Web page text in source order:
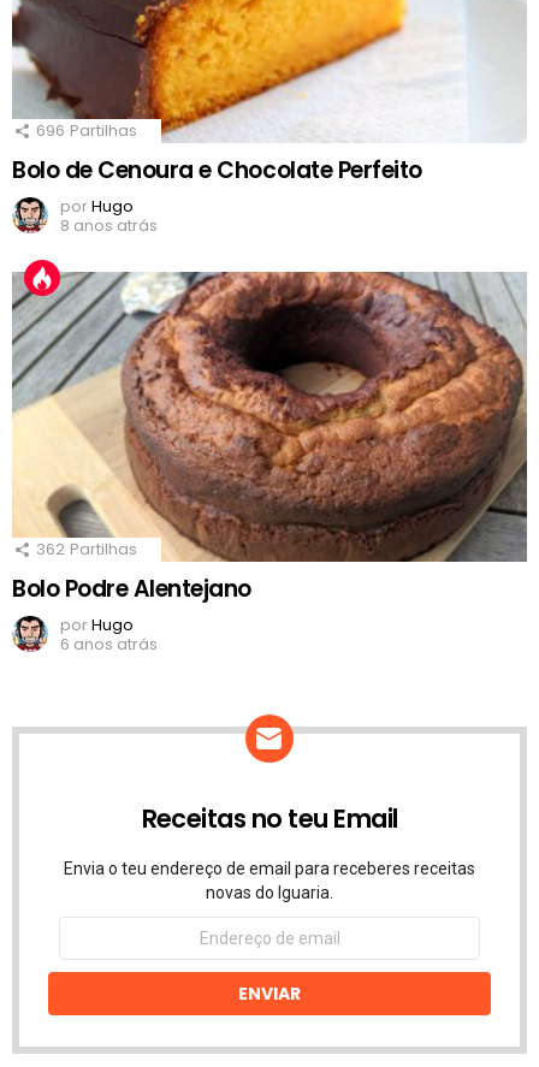
696 Partilhas
Bolo de Cenoura e Chocolate Perfeito
porHugo
8 anos atrás
362 Partilhas
Bolo Podre Alentejano
porHugo
6 anos atrás
Receitas no teu Email
Envia o teu endereço de email para receberes receitas
novas do Iguaria.
Endereço
email
ENVIAR